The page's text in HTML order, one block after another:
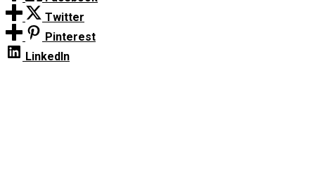
Twitter
Pinterest
LinkedIn